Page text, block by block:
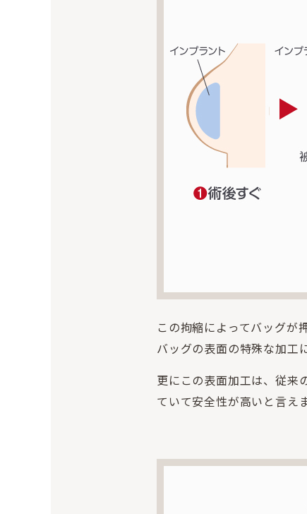
この拘縮によってバッグ
バッグの表面の特殊な加工
更にこの表面加工は、従来
ていて安全性が高いと言えま